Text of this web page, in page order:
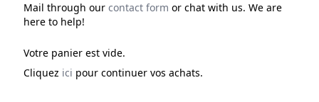
Mail through our contact form or chat with us. We are
here to help!
Votre panier est vide.
Cliquez ici pour continuer vos achats.